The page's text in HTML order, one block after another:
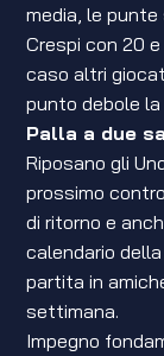
media, le
Crespi con 20
caso altri
punto debole
Palla a due
Riposano gli
prossimo
di ritorno e
calendario
partita in
settimana.
Impegno